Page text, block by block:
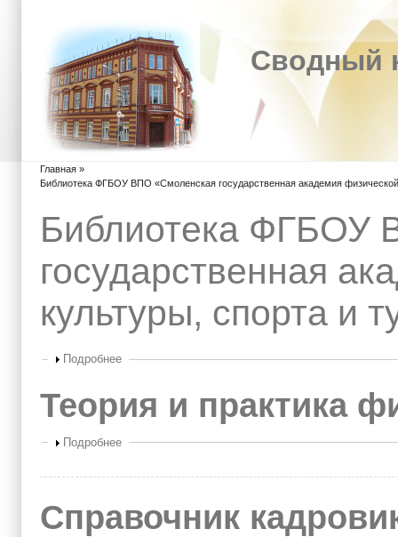
Сводный
Вы здесь
Главная »
Библиотека ФГБОУ ВПО «Смоленская государственная академия
Библиотека ФГБОУ
государственная
культуры, спорта и
Показать
Подробнее
Теория и практика
Показать
Подробнее
Справочник